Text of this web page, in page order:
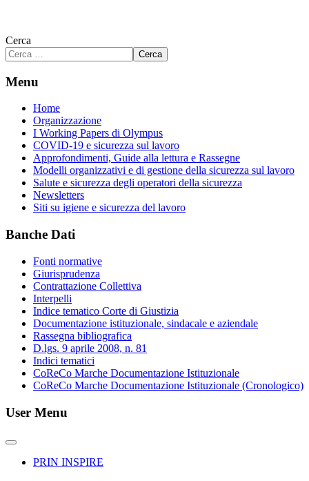
Cerca
Cerca
Menu
Home
Organizzazione
I Working Papers di Olympus
COVID-19 e sicurezza sul lavoro
Approfondimenti, Guide alla lettura e Rassegne
Modelli organizzativi e di gestione della sicurezza sul lavoro
Salute e sicurezza degli operatori della sicurezza
Newsletters
Siti su igiene e sicurezza del lavoro
Banche Dati
Fonti normative
Giurisprudenza
Contrattazione Collettiva
Interpelli
Indice tematico Corte di Giustizia
Documentazione istituzionale, sindacale e aziendale
Rassegna bibliografica
D.lgs. 9 aprile 2008, n. 81
Indici tematici
CoReCo Marche Documentazione Istituzionale
CoReCo Marche Documentazione Istituzionale (Cronologico)
User Menu
PRIN INSPIRE